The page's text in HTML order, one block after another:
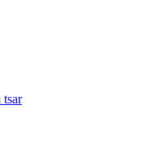
tsar